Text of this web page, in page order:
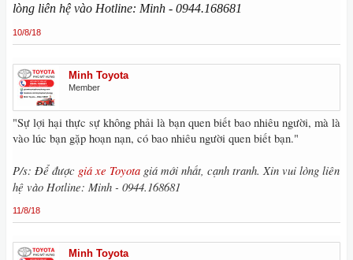
lòng liên hệ vào Hotline: Minh - 0944.168681
10/8/18
Minh Toyota
Member
"Sự lợi hại thực sự không phải là bạn quen biết bao nhiêu người, mà là
vào lúc bạn gặp hoạn nạn, có bao nhiêu người quen biết bạn."
P/s: Để được giá xe Toyota giá mới nhất, cạnh tranh. Xin vui lòng liên
hệ vào Hotline: Minh - 0944.168681
11/8/18
Minh Toyota